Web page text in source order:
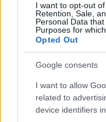
I want to opt-out
Retention, Sale,
Personal Data
Purposes for
Opted Out
Google consents
I want to allow
related to
device identifiers
nyugodtabban
feszült voltam, mert a
CIMKÉK Enea Bastianini
MotoGP